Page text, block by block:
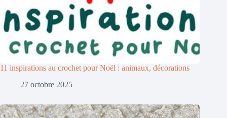
11 inspirations au crochet pour Noël : animaux, décorations
27 octobre 2025